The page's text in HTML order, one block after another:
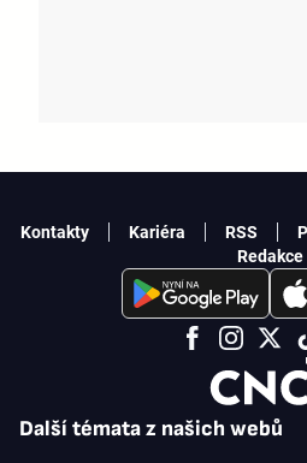
Další témata z našich webů
Kontakty Kariéra RSS
Redakce